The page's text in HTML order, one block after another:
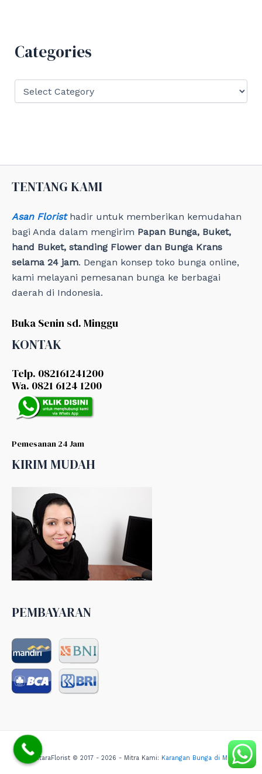
o
Categories
i
s
TENTANG KAMI
Asan Floristhadir untuk memberikan kemudahan
bagi Anda dalam mengirim Papan Bunga, Buket,
hand Buket, standing Flower dan Bunga Krans
selama 24 jam. Dengan konsep toko bunga online,
kami melayani pemesanan bunga ke berbagai
daerah di Indonesia.
Buka Senin sd. Minggu
KONTAK
Telp. 082161241200
Wa. 0821 6124 1200
Pemesanan 24 Jam
KIRIM MUDAH
PEMBAYARAN
NusantaraFlorist © 2017 - 2026 - Mitra Kami: Karangan Bunga di Medan